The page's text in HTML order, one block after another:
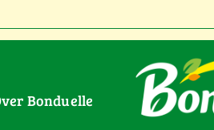
Over Bonduelle